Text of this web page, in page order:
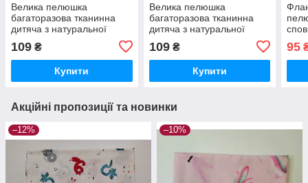
Велика пелюшка
багаторазова тканинна
дитяча з натуральної
турецької тканини 120*90
см кольорова Туреччина
109 ₴
Купити
Велика пелюшка
багаторазова тканинна
дитяча з натуральної
турецької тканини 120*90
см кольорова
109₴
Купити
95
Акційні пропозиції та новинки
–12% –10%